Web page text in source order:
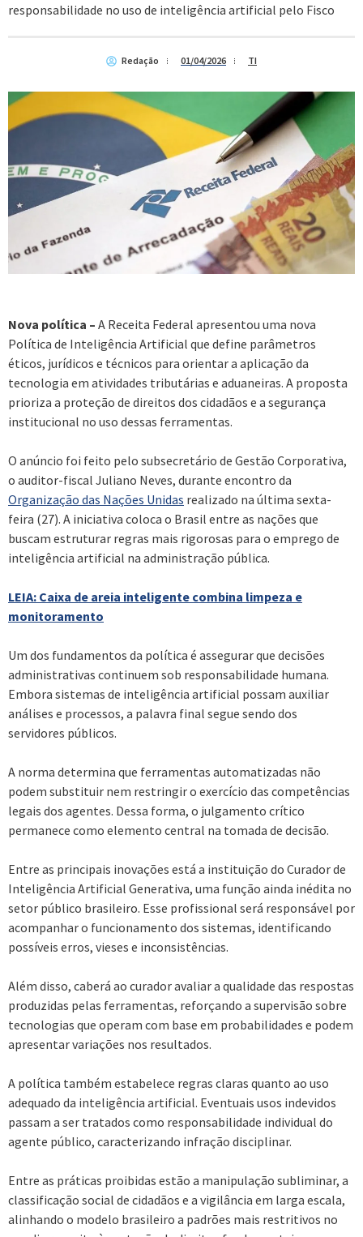
responsabilidade no uso de inteligência artificial pelo Fisco
Redação 01/04/2026 TI
Nova política – A Receita Federal apresentou uma nova
Política de Inteligência Artificial que define parâmetros
éticos, jurídicos e técnicos para orientar a aplicação da
tecnologia em atividades tributárias e aduaneiras. A proposta
prioriza a proteção de direitos dos cidadãos e a segurança
institucional no uso dessas ferramentas.
O anúncio foi feito pelo subsecretário de Gestão Corporativa,
o auditor-fiscal Juliano Neves, durante encontro da
Organização das Nações Unidas realizado na última sexta-
feira (27). A iniciativa coloca o Brasil entre as nações que
buscam estruturar regras mais rigorosas para o emprego de
inteligência artificial na administração pública.
LEIA: Caixa de areia inteligente combina limpeza e
monitoramento
Um dos fundamentos da política é assegurar que decisões
administrativas continuem sob responsabilidade humana.
Embora sistemas de inteligência artificial possam auxiliar
análises e processos, a palavra final segue sendo dos
servidores públicos.
A norma determina que ferramentas automatizadas não
podem substituir nem restringir o exercício das competências
legais dos agentes. Dessa forma, o julgamento crítico
permanece como elemento central na tomada de decisão.
Entre as principais inovações está a instituição do Curador de
Inteligência Artificial Generativa, uma função ainda inédita no
setor público brasileiro. Esse profissional será responsável por
acompanhar o funcionamento dos sistemas, identificando
possíveis erros, vieses e inconsistências.
Além disso, caberá ao curador avaliar a qualidade das respostas
produzidas pelas ferramentas, reforçando a supervisão sobre
tecnologias que operam com base em probabilidades e podem
apresentar variações nos resultados.
A política também estabelece regras claras quanto ao uso
adequado da inteligência artificial. Eventuais usos indevidos
passam a ser tratados como responsabilidade individual do
agente público, caracterizando infração disciplinar.
Entre as práticas proibidas estão a manipulação subliminar, a
classificação social de cidadãos e a vigilância em larga escala,
alinhando o modelo brasileiro a padrões mais restritivos no